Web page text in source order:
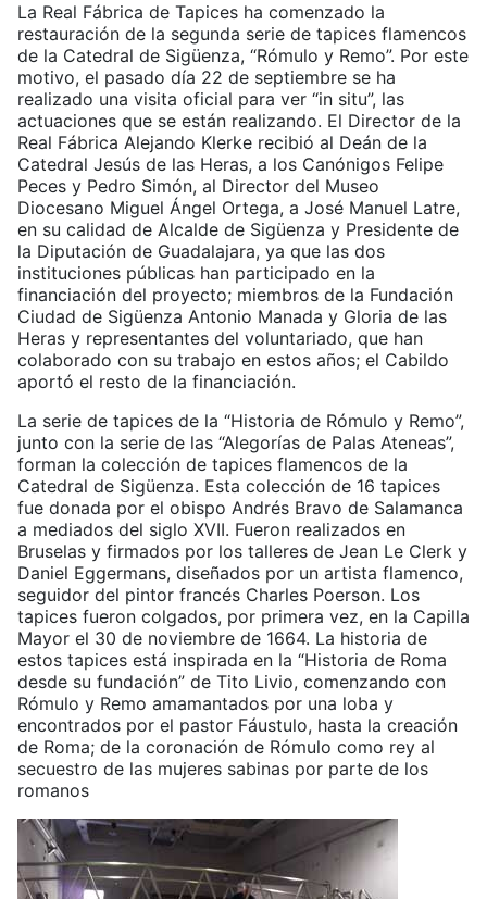
La Real Fábrica de Tapices ha comenzado la
restauración de la segunda serie de tapices flamencos
de la Catedral de Sigüenza, “Rómulo y Remo”. Por este
motivo, el pasado día 22 de septiembre se ha
realizado una visita oficial para ver “in situ”, las
actuaciones que se están realizando. El Director de la
Real Fábrica Alejando Klerke recibió al Deán de la
Catedral Jesús de las Heras, a los Canónigos Felipe
Peces y Pedro Simón, al Director del Museo
Diocesano Miguel Ángel Ortega, a José Manuel Latre,
en su calidad de Alcalde de Sigüenza y Presidente de
la Diputación de Guadalajara, ya que las dos
instituciones públicas han participado en la
financiación del proyecto; miembros de la Fundación
Ciudad de Sigüenza Antonio Manada y Gloria de las
Heras y representantes del voluntariado, que han
colaborado con su trabajo en estos años; el Cabildo
aportó el resto de la financiación.
La serie de tapices de la “Historia de Rómulo y Remo”,
junto con la serie de las “Alegorías de Palas Ateneas”,
forman la colección de tapices flamencos de la
Catedral de Sigüenza. Esta colección de 16 tapices
fue donada por el obispo Andrés Bravo de Salamanca
a mediados del siglo XVII. Fueron realizados en
Bruselas y firmados por los talleres de Jean Le Clerk y
Daniel Eggermans, diseñados por un artista flamenco,
seguidor del pintor francés Charles Poerson. Los
tapices fueron colgados, por primera vez, en la Capilla
Mayor el 30 de noviembre de 1664. La historia de
estos tapices está inspirada en la “Historia de Roma
desde su fundación” de Tito Livio, comenzando con
Rómulo y Remo amamantados por una loba y
encontrados por el pastor Fáustulo, hasta la creación
de Roma; de la coronación de Rómulo como rey al
secuestro de las mujeres sabinas por parte de los
romanos